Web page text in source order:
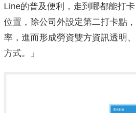
Line的普及便利，走到哪都能打
位置，除公司外設定第二打卡點
率，進而形成勞資雙方資訊透明
方式。 」